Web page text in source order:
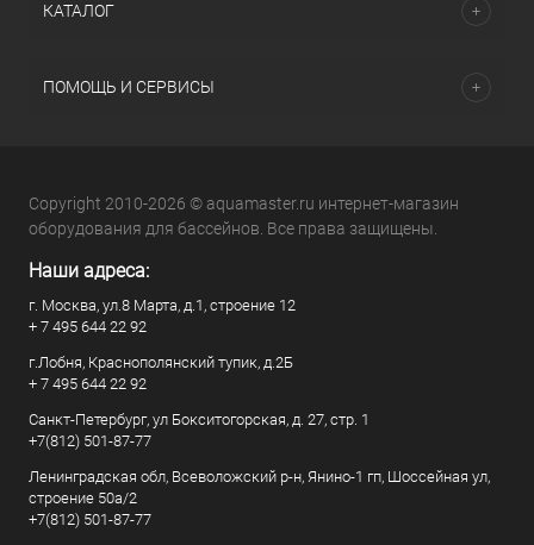
КАТАЛОГ
ПОМОЩЬ И СЕРВИСЫ
Copyright 2010-2026 © aquamaster.ru интернет-магазин
оборудования для бассейнов. Все права защищены.
Наши адреса:
г. Москва, ул.8 Марта, д.1, строение 12
+ 7 495 644 22 92
г.Лобня, Краснополянский тупик, д.2Б
+ 7 495 644 22 92
Санкт-Петербург, ул Бокситогорская, д. 27, стр. 1
+7(812) 501-87-77
Ленинградская обл, Всеволожский р-н, Янино-1 гп, Шоссейная ул,
строение 50а/2
+7(812) 501-87-77